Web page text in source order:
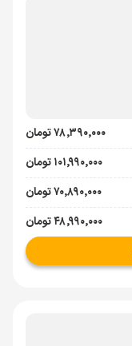
۷۸٬۳۹۰٬۰۰۰ تومان
۱۰۱٬۹۹۰٬۰۰۰ تومان
۷۰٬۸۹۰٬۰۰۰ تومان
۴۸٬۹۹۰٬۰۰۰ تومان